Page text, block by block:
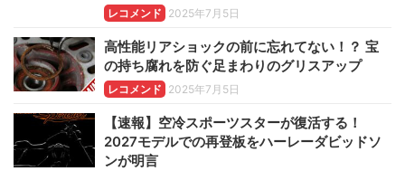
レコメンド 2025年7月5日
高性能リアショックの前に忘れてない！？ 宝
の持ち腐れを防ぐ足まわりのグリスアップ
レコメンド 2025年7月5日
【速報】空冷スポーツスターが復活する！
2027モデルでの再登板をハーレーダビッドソ
ンが明言